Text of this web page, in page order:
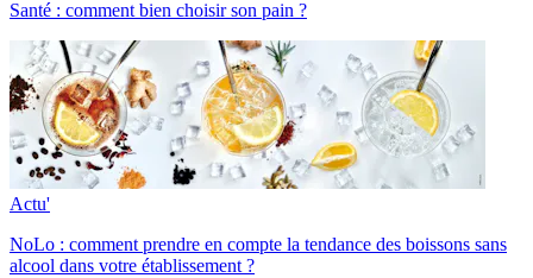
Santé : comment bien choisir son pain ?
Actu'
NoLo : comment prendre en compte la tendance des boissons sans
alcool dans votre établissement ?